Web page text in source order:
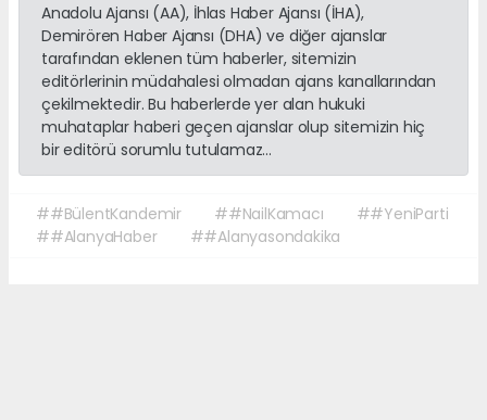
Anadolu Ajansı (AA), İhlas Haber Ajansı (İHA),
Demirören Haber Ajansı (DHA) ve diğer ajanslar
tarafından eklenen tüm haberler, sitemizin
editörlerinin müdahalesi olmadan ajans kanallarından
çekilmektedir. Bu haberlerde yer alan hukuki
muhataplar haberi geçen ajanslar olup sitemizin hiç
bir editörü sorumlu tutulamaz...
##BülentKandemir ##NailKamacı
##YeniParti
##AlanyaHaber
##Alanyasondakika